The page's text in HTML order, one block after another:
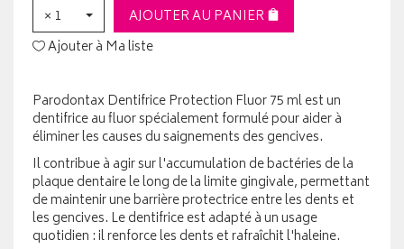
× 1
AJOUTER AU PANIER
Ajouter à Ma liste
Parodontax Dentifrice Protection Fluor 75 ml est un
dentifrice au fluor spécialement formulé pour aider à
éliminer les causes du saignements des gencives.
Il contribue à agir sur l'accumulation de bactéries de la
plaque dentaire le long de la limite gingivale, permettant
de maintenir une barrière protectrice entre les dents et
les gencives. Le dentifrice est adapté à un usage
quotidien : il renforce les dents et rafraîchit l'haleine.